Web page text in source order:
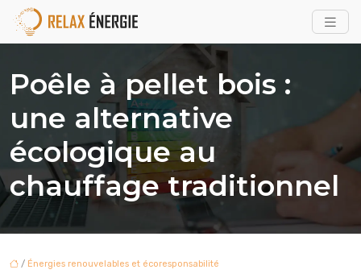
Poêle à pellet bois :
une alternative
écologique au
chauffage traditionnel
/ Énergies renouvelables et écoresponsabilité